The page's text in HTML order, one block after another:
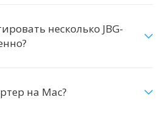
несколько JBG-
на Mac?